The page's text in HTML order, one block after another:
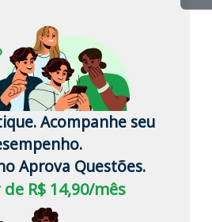
Acompanhe seu
Aprova Questões.
R$ 14,90/mês